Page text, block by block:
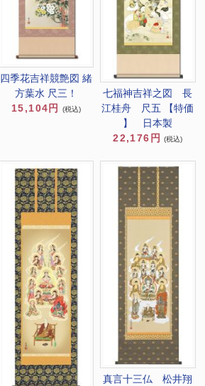
四季花吉祥競艶図 緒
方葉水 尺三！
15,104円
(税込)
七福神吉祥之図 長
江桂舟 尺五 【特価
】 日本製
22,176円
(税込)
真言十三仏 松井翔